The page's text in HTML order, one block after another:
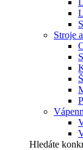
Stroje
Hledáte